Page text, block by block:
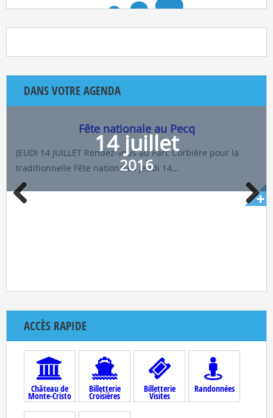
DANS VOTRE AGENDA
14 juillet
2016
Fête nationale au Pecq
JEUDI 14 JUILLET Rendez-vous au Parc Corbière pour la
traditionnelle Fête nationale : jeudi 14...
ACCÈS RAPIDE
Château de
Monte-Cristo
Billetterie
Croisières
Billetterie
Visites
Randonnées